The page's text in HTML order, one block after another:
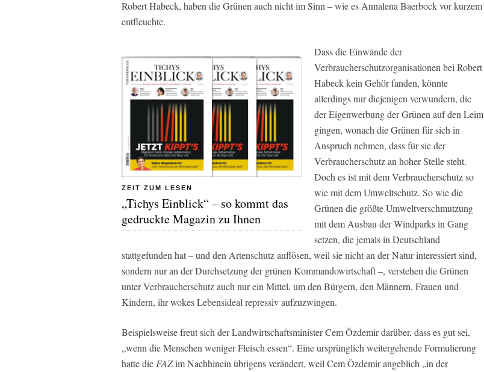
Robert Habeck, haben die Grünen auch nicht im Sinn – wie es Annalena Baerbock vor kurzem
entfleuchte.
ZEIT ZUM LESEN
„Tichys Einblick“ – so kommt das
gedruckte Magazin zu Ihnen
Dass die Einwände der
Verbraucherschutzorganisationen bei Robert
Habeck kein Gehör fanden, könnte
allerdings nur diejenigen verwundern, die
der Eigenwerbung der Grünen auf den Leim
gingen, wonach die Grünen für sich in
Anspruch nehmen, dass für sie der
Verbraucherschutz an hoher Stelle steht.
Doch es ist mit dem Verbraucherschutz so
wie mit dem Umweltschutz. So wie die
Grünen die größte Umweltverschmutzung
mit dem Ausbau der Windparks in Gang
setzen, die jemals in Deutschland
stattgefunden hat – und den Artenschutz auflösen, weil sie nicht an der Natur interessiert sind,
sondern nur an der Durchsetzung der grünen Kommandowirtschaft –, verstehen die Grünen
unter Verbraucherschutz auch nur ein Mittel, um den Bürgern, den Männern, Frauen und
Kindern, ihr wokes Lebensideal repressiv aufzuzwingen.
Beispielsweise freut sich der Landwirtschaftsminister Cem Özdemir darüber, dass es gut sei,
„wenn die Menschen weniger Fleisch essen“. Eine ursprünglich weitergehende Formulierung
hatte die FAZim Nachhinein übrigens verändert, weil Cem Özdemir angeblich „in der